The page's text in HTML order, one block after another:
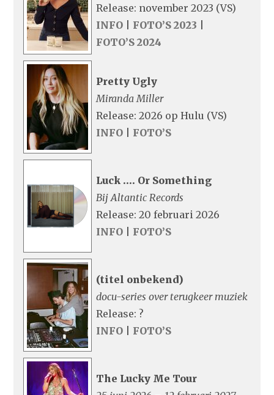
Release: november 2023 (VS)
INFO
FOTO’S 2023
FOTO’S 2024
Pretty Ugly
Miranda Miller
Release: 2026 op Hulu (VS)
INFO
FOTO’S
Luck …. Or Something
Bij Altantic Records
Release: 20 februari 2026
INFO
FOTO’S
(titel onbekend)
docu-series over terugkeer muziek
Release: ?
INFO
FOTO’S
The Lucky Me Tour